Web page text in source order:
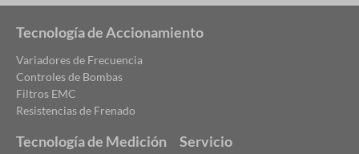
Tecnología de Accionamiento
Variadores de Frecuencia
Controles de Bombas
Filtros EMC
Resistencias de Frenado
Tecnología de Medición Servicio